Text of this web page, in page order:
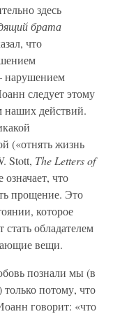
здесь
брата
что
нарушением
следует этому
наших действий.
(«отнять жизнь
Stott, The Letters of
что
прощение. Это
которое
обладателем
вещи.
познали мы (в
потому, что
говорит: «что